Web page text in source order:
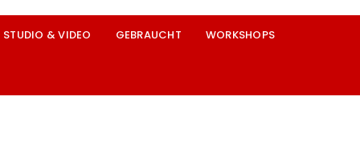
STUDIO & VIDEO GEBRAUCHT WORKSHOPS